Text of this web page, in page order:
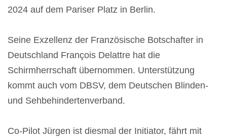
2024 auf dem Pariser Platz in Berlin.
Seine Exzellenz der Französische Botschafter in
Deutschland François Delattre hat die
Schirmherrschaft übernommen. Unterstützung
kommt auch vom DBSV, dem Deutschen Blinden-
und Sehbehindertenverband.
Co-Pilot Jürgen ist diesmal der Initiator, fährt mit